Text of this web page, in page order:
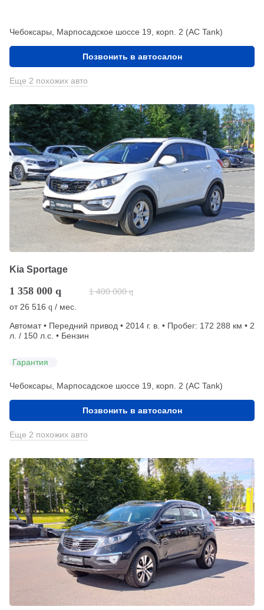
Чебоксары, Марпосадское шоссе 19, корп. 2 (АС Tank)
Позвонить в автосалон
Еще 2 похожих авто
Kia Sportage
1 358 000 q 1 400 000 q
от 26 516 q / мес.
Автомат • Передний привод • 2014 г. в. • Пробег: 172 288 км • 2
л. / 150 л.с. • Бензин
Гарантия
Чебоксары, Марпосадское шоссе 19, корп. 2 (АС Tank)
Позвонить в автосалон
Еще 2 похожих авто